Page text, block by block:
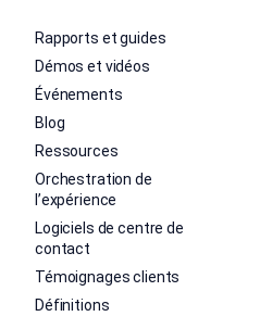
Rapports et guides
Démos et vidéos
Événements
Blog
Ressources
Orchestration de
l’expérience
Logiciels de centre de
contact
Témoignages clients
Définitions